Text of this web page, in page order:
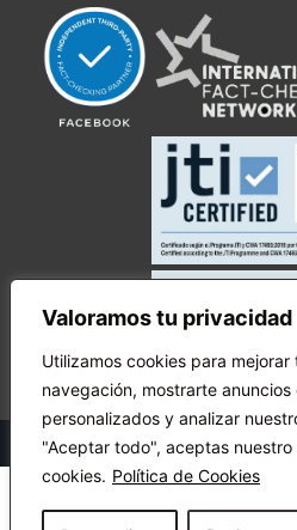
Valoramos tu privacidad
Utilizamos cookies para
navegación, mostrarte
personalizados y analizar
"Aceptar todo", aceptas nuestro
cookies. Política de Cookies
© Copyright Ecuador Chequea 2025.